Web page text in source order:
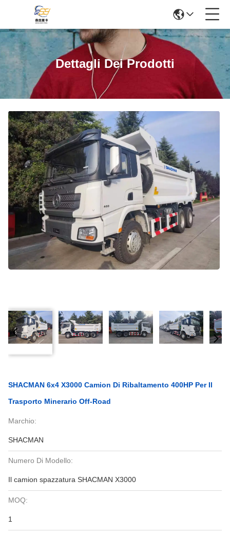
Dettagli Dei Prodotti
SHACMAN 6x4 X3000 Camion Di Ribaltamento 400HP Per Il
Trasporto Minerario Off-Road
Marchio:
SHACMAN
Numero Di Modello:
Il camion spazzatura SHACMAN X3000
MOQ:
1